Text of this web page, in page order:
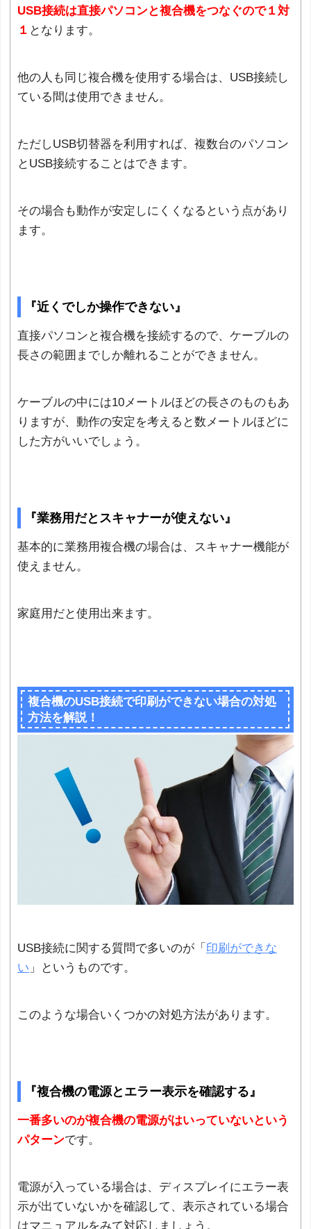
USB接続は直接パソコンと複合機をつなぐので１対
１ となります。
他の人も同じ複合機を使用する場合は、USB接続し
ている間は使用できません。
ただしUSB切替器を利用すれば、複数台のパソコン
とUSB接続することはできます。
その場合も動作が安定しにくくなるという点があり
ます。
『近くでしか操作できない』
直接パソコンと複合機を接続するので、ケーブルの
長さの範囲までしか離れることができません。
ケーブルの中には10メートルほどの長さのものもあ
りますが、動作の安定を考えると数メートルほどに
した方がいいでしょう。
『業務用だとスキャナーが使えない』
基本的に業務用複合機の場合は、スキャナー機能が
使えません。
家庭用だと使用出来ます。
複合機のUSB接続で印刷ができない場合の対処
方法を解説！
USB接続に関する質問で多いのが「 印刷ができな
い 」というものです。
このような場合いくつかの対処方法があります。
『複合機の電源とエラー表示を確認する』
一番多いのが複合機の電源がはいっていないという
パターンです。
電源が入っている場合は、ディスプレイにエラー表
示が出ていないかを確認して、表示されている場合
はマニュアルをみて対応しましょう。